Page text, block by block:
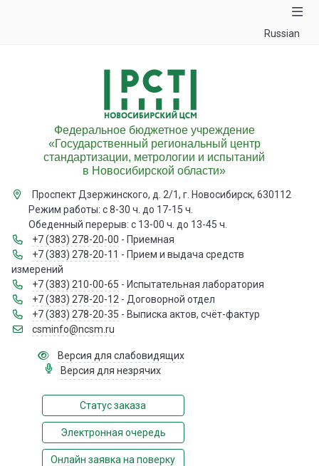
Russian
Федеральное бюджетное учреждение
«Государственный региональный центр
стандартизации, метрологии и испытаний
в Новосибирской области»
Проспект Дзержинского, д. 2/1, г. Новосибирск, 630112
Режим работы: с 8-30 ч. до 17-15 ч.
Обеденный перерыв: с 13-00 ч. до 13-45 ч.
+7 (383) 278-20-00 - Приемная
+7 (383) 278-20-11 - Прием и выдача средств
измерений
+7 (383) 210-00-65 - Испытательная лаборатория
+7 (383) 278-20-12 - Договорной отдел
+7 (383) 278-20-35 - Выписка актов, счёт-фактур
csminfo@ncsm.ru
Версия для слабовидящих
Версия для незрячих
Статус заказа
Электронная очередь
Онлайн заявка на поверку